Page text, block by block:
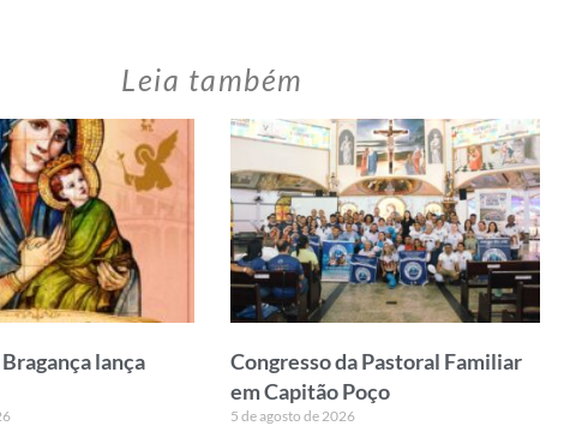
Leia também
lança
Congresso da Pastoral Familiar
em Capitão Poço
5 de agosto de 2026